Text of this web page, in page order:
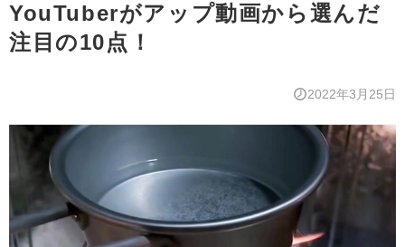
YouTuberがアップ動画から選んだ
注目の10点！
2022年3月25日